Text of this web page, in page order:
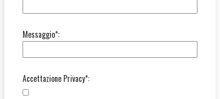
Messaggio*:
Accettazione Privacy*: